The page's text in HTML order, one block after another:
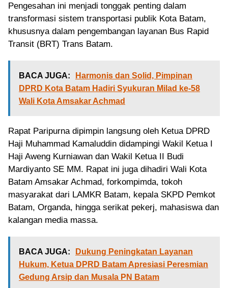
Pengesahan ini menjadi tonggak penting dalam
transformasi sistem transportasi publik Kota Batam,
khususnya dalam pengembangan layanan Bus Rapid
Transit (BRT) Trans Batam.
BACA JUGA:
Harmonis dan Solid, Pimpinan
DPRD Kota Batam Hadiri Syukuran Milad ke-58
Wali Kota Amsakar Achmad
Rapat Paripurna dipimpin langsung oleh Ketua DPRD
Haji Muhammad Kamaluddin didampingi Wakil Ketua I
Haji Aweng Kurniawan dan Wakil Ketua II Budi
Mardiyanto SE MM. Rapat ini juga dihadiri Wali Kota
Batam Amsakar Achmad, forkompimda, tokoh
masyarakat dari LAMKR Batam, kepala SKPD Pemkot
Batam, Organda, hingga serikat pekerj, mahasiswa dan
kalangan media massa.
BACA JUGA:
Dukung Peningkatan Layanan
Hukum, Ketua DPRD Batam Apresiasi Peresmian
Gedung Arsip dan Musala PN Batam